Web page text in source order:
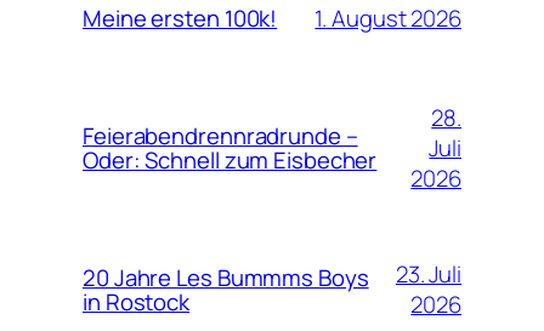
Meine ersten 100k! 1. August 2026
Feierabendrennradrunde –
Oder: Schnell zum Eisbecher
28.
Juli
2026
20 Jahre Les Bummms Boys
in Rostock
23. Juli
2026